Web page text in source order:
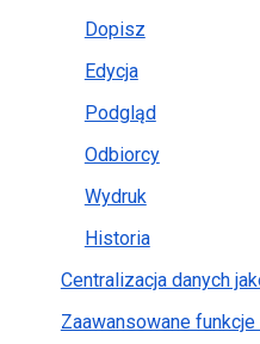
Dopisz
Edycja
Podgląd
Odbiorcy
Wydruk
Historia
Centralizacja danych
Zaawansowane